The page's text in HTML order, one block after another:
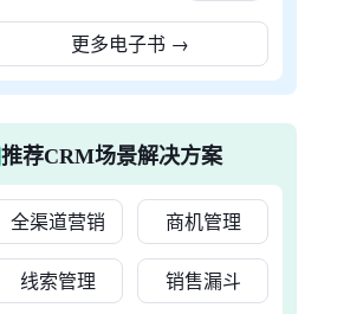
更多电子书 →
推荐CRM场景解决方案
全渠道营销 商机管理
线索管理 销售漏斗